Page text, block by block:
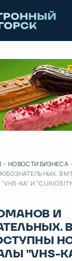
- НОВОСТИ БИЗНЕСА
В
КА" И
И
"VHS-